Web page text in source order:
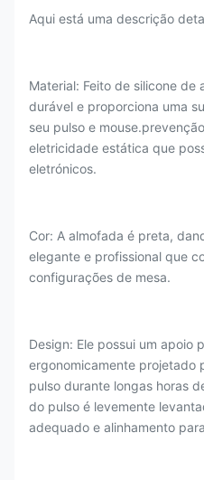
Aqui está uma descrição
Material: Feito de silicone de
durável e proporciona uma
seu pulso e
eletricidade estática que
eletrónicos.
Cor: A almofada é preta,
elegante e profissional que
configurações de mesa.
Design: Ele possui um apoio
ergonomicamente projetado
pulso durante longas horas
do pulso é levemente
adequado e alinhamento